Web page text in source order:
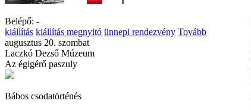
Belépő: -
kiállítás kiállítás megnyitó ünnepi rendezvény Tovább
augusztus 20. szombat
Laczkó Dezső Múzeum
Az égigérő paszuly
Bábos csodatörténés